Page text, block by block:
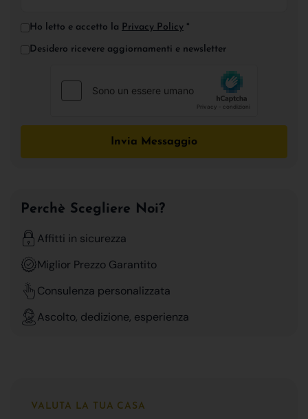
Ho letto e accetto la Privacy Policy *
Desidero ricevere aggiornamenti e newsletter
Invia Messaggio
Perchè Scegliere Noi?
Affitti in sicurezza
Miglior Prezzo Garantito
Consulenza personalizzata
Ascolto, dedizione, esperienza
VALUTA LA TUA CASA